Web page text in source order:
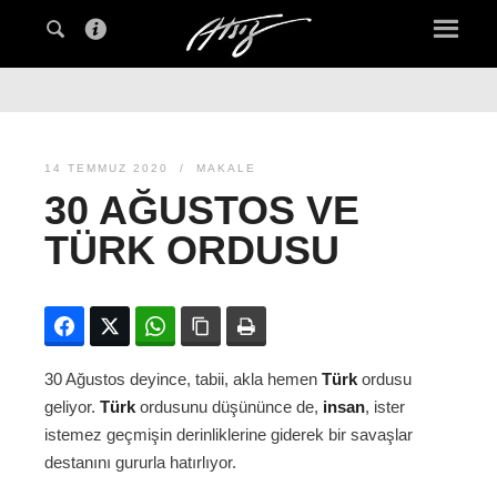
14 TEMMUZ 2020 MAKALE
30 AĞUSTOS VE
TÜRK ORDUSU
FacebookTwitter WhatsAppBağlanıyı kopyala
30 Ağustos deyince, tabii, akla hemen Türk ordusu
geliyor. Türk ordusunu düşününce de, insan, ister
istemez geçmişin derinliklerine giderek bir savaşlar
destanını gururla hatırlıyor.